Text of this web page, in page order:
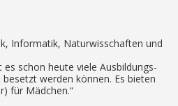
Informatik, Naturwisschaften und
schon heute viele Ausbildungs-
werden können. Es bieten
für Mädchen.“